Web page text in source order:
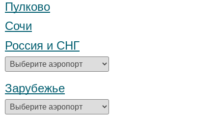
Пулково
Сочи
Россия и СНГ
Зарубежье